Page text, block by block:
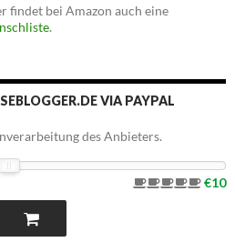
findet bei Amazon auch eine
.
VIA PAYPAL
des Anbieters.
€10